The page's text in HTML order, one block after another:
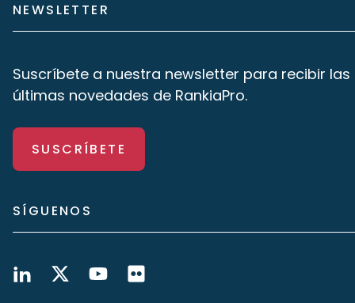
NEWSLETTER
Suscríbete a nuestra newsletter para recibir las
últimas novedades de RankiaPro.
SUSCRÍBETE
SÍGUENOS